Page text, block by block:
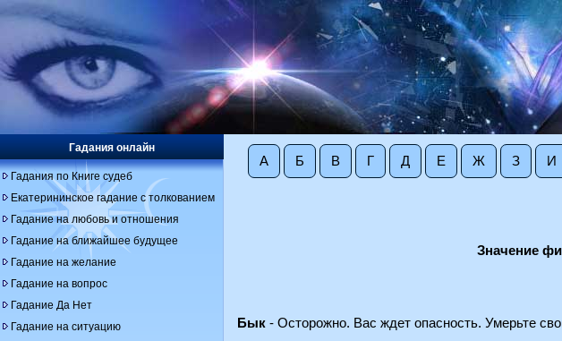
А Б В Г Д Е Ж З И
Значение
Бык - Осторожно. Вас ждет опасность. Умерьте
Гадания онлайн
Гадания по Книге судеб
Екатерининское гадание с толкованием
Гадание на любовь и отношения
Гадание на ближайшее будущее
Гадание на желание
Гадание на вопрос
Гадание Да Нет
Гадание на ситуацию